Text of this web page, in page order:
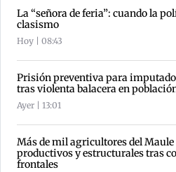
La “señora de feria”: cuando la
clasismo
Hoy | 08:43
Prisión preventiva para
tras violenta balacera en
Ayer | 13:01
Más de mil agricultores del
productivos y estructurales tras
frontales